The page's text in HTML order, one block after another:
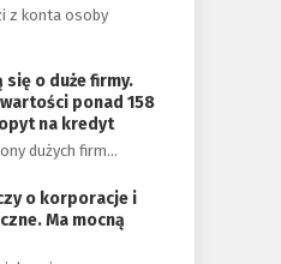
z konta osoby
o duże firmy.
ponad 158
na kredyt
dużych firm…
o korporacje i
Ma mocną